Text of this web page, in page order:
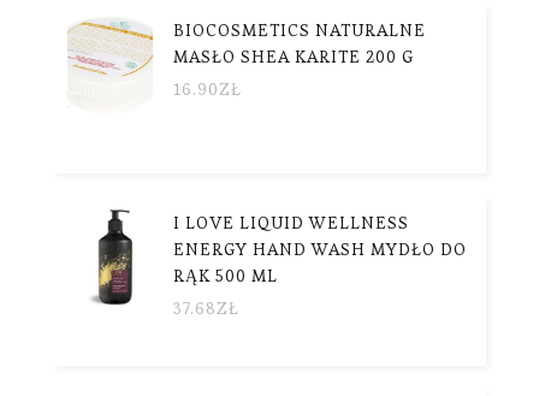
BIOCOSMETICS NATURALNE
MASŁO SHEA KARITE 200 G
16.90ZŁ
I LOVE LIQUID WELLNESS
ENERGY HAND WASH MYDŁO DO
RĄK 500 ML
37.68ZŁ